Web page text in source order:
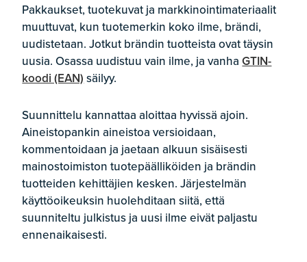
Pakkaukset, tuotekuvat ja markkinointimateriaalit
muuttuvat, kun tuotemerkin koko ilme, brändi,
uudistetaan. Jotkut brändin tuotteista ovat täysin
uusia. Osassa uudistuu vain ilme, ja vanhaGTIN-
koodi (EAN) säilyy.
Suunnittelu kannattaa aloittaa hyvissä ajoin.
Aineistopankin aineistoa versioidaan,
kommentoidaan ja jaetaan alkuun sisäisesti
mainostoimiston tuotepäälliköiden ja brändin
tuotteiden kehittäjien kesken. Järjestelmän
käyttöoikeuksin huolehditaan siitä, että
suunniteltu julkistus ja uusi ilme eivät paljastu
ennenaikaisesti.